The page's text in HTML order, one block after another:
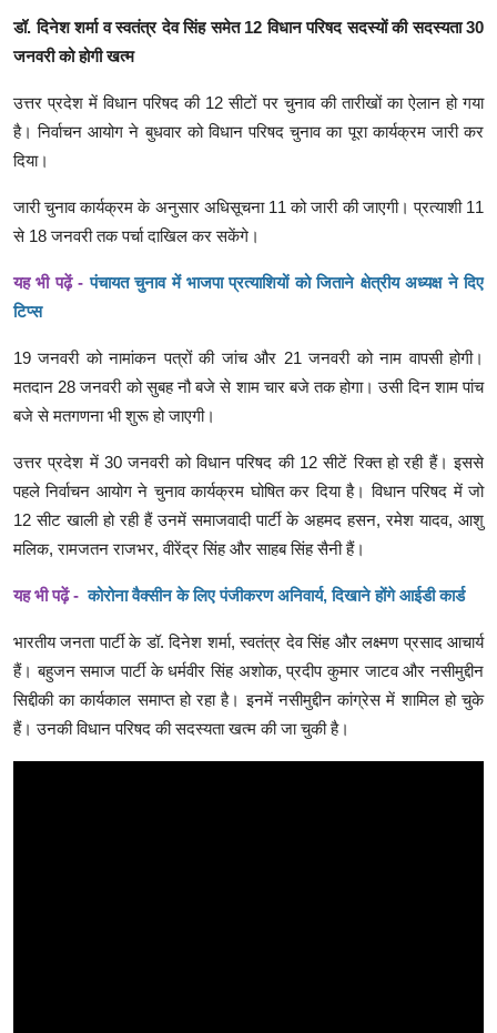
डॉ. दिनेश शर्मा व स्वतंत्र देव सिंह समेत 12 विधान परिषद सदस्यों की सदस्यता 30
जनवरी को होगी खत्म
उत्तर प्रदेश में विधान परिषद की 12 सीटों पर चुनाव की तारीखों का ऐलान हो गया
है। निर्वाचन आयोग ने बुधवार को विधान परिषद चुनाव का पूरा कार्यक्रम जारी कर
दिया।
जारी चुनाव कार्यक्रम के अनुसार अधिसूचना 11 को जारी की जाएगी। प्रत्याशी 11
से 18 जनवरी तक पर्चा दाखिल कर सकेंगे।
यह भी पढ़ें -पंचायत चुनाव में भाजपा प्रत्याशियों को जिताने क्षेत्रीय अध्यक्ष ने दिए
टिप्स
19 जनवरी को नामांकन पत्रों की जांच और 21 जनवरी को नाम वापसी होगी।
मतदान 28 जनवरी को सुबह नौ बजे से शाम चार बजे तक होगा। उसी दिन शाम पांच
बजे से मतगणना भी शुरू हो जाएगी।
उत्तर प्रदेश में 30 जनवरी को विधान परिषद की 12 सीटें रिक्त हो रही हैं। इससे
पहले निर्वाचन आयोग ने चुनाव कार्यक्रम घोषित कर दिया है। विधान परिषद में जो
12 सीट खाली हो रही हैं उनमें समाजवादी पार्टी के अहमद हसन, रमेश यादव, आशु
मलिक, रामजतन राजभर, वीरेंद्र सिंह और साहब सिंह सैनी हैं।
यह भी पढ़ें - कोरोना वैक्सीन के लिए पंजीकरण अनिवार्य, दिखाने होंगे आईडी कार्ड
भारतीय जनता पार्टी के डॉ. दिनेश शर्मा, स्वतंत्र देव सिंह और लक्ष्मण प्रसाद आचार्य
हैं। बहुजन समाज पार्टी के धर्मवीर सिंह अशोक, प्रदीप कुमार जाटव और नसीमुद्दीन
सिद्दीकी का कार्यकाल समाप्त हो रहा है। इनमें नसीमुद्दीन कांग्रेस में शामिल हो चुके
हैं। उनकी विधान परिषद की सदस्यता खत्म की जा चुकी है।